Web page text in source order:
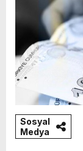
Sosyal
Medya